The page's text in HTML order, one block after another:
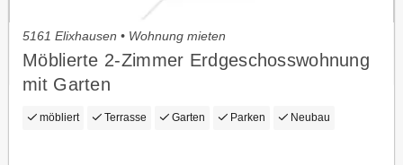
5161 Elixhausen • Wohnung mieten
Möblierte 2-Zimmer Erdgeschosswohnung
mit Garten
möbliert Terrasse Garten Parken Neubau